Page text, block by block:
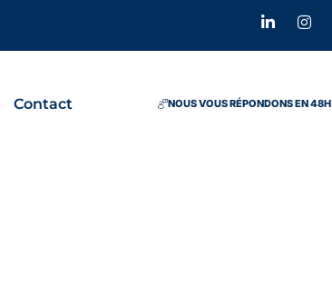
Contact NOUS VOUS RÉPONDONS EN 48H